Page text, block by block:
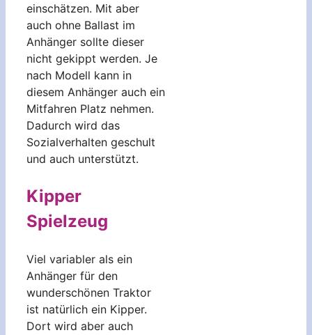
einschätzen. Mit aber
auch ohne Ballast im
Anhänger sollte dieser
nicht gekippt werden. Je
nach Modell kann in
diesem Anhänger auch ein
Mitfahren Platz nehmen.
Dadurch wird das
Sozialverhalten geschult
und auch unterstützt.
Kipper
Spielzeug
Viel variabler als ein
Anhänger für den
wunderschönen Traktor
ist natürlich ein Kipper.
Dort wird aber auch